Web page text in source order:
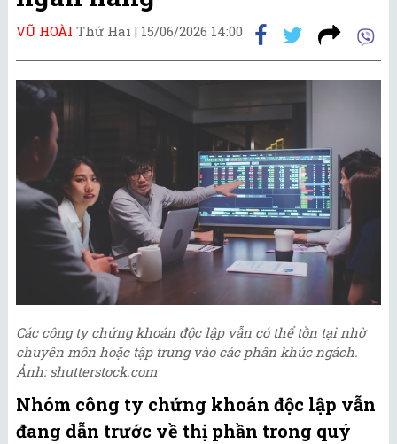
VŨ HOÀI Thứ Hai | 15/06/2026 14:00
Các công ty chứng khoán độc lập vẫn có thể tồn tại nhờ
chuyên môn hoặc tập trung vào các phân khúc ngách.
Ảnh: shutterstock.com
Nhóm công ty chứng khoán độc lập vẫn
đang dẫn trước về thị phần trong quý